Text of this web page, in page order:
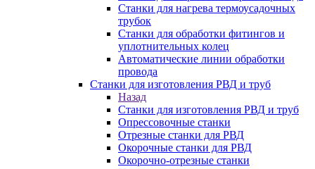
Станки для нагрева термоусадочных
трубок
Станки для обработки фитингов и
уплотнительных колец
Автоматические линии обработки
провода
Станки для изготовления РВД и труб
Назад
Станки для изготовления РВД и труб
Опрессовочные станки
Отрезные станки для РВД
Окорочные станки для РВД
Окорочно-отрезные станки